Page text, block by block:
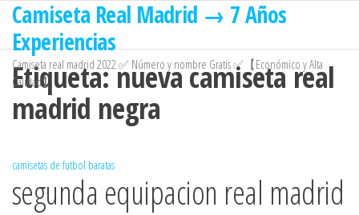
Saltar
contenido
Camiseta Real Madrid → 7 Años
Experiencias
Camiseta real madrid 2022 ✅ Número y nombre Gratis ✅【Económico y Alta
Calidad】
Etiqueta:nueva camiseta real
madrid negra
camisetas de futbol baratas
segunda equipacion real madrid